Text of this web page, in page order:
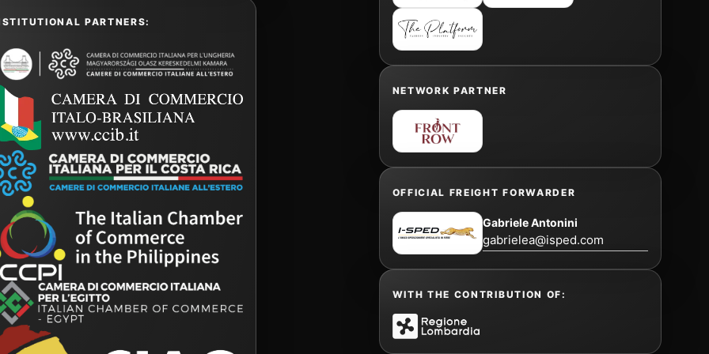
PARTNERS:
NETWORK PARTNER
OFFICIAL FREIGHT FORWARDER
Gabriele Antonini
gabrielea@isped.com
WITH THE CONTRIBUTION OF: